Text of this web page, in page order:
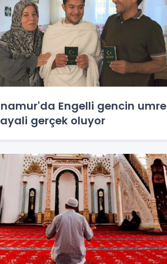
Engelli gencin umre
gerçek oluyor